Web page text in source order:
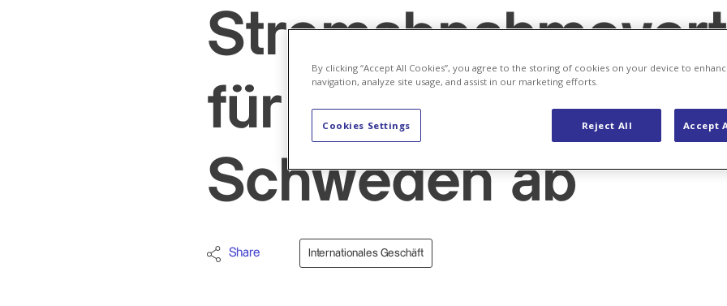
für Windpark in
Schweden ab
Share Internationales Geschäft
By clicking “Accept All Cookies”, you agree to the storing of cookies on your device to
navigation, analyze site usage, and assist in our marketing efforts.
Reject All Accept
Cookies Settings